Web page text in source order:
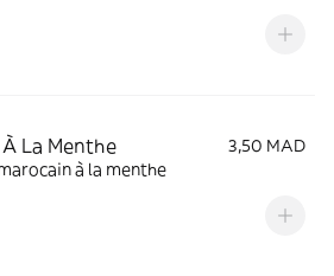
La Menthe
3,50 MAD
à la menthe